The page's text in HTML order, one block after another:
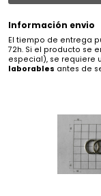
Información envio
El tiempo de entrega
72h. Si el producto se
especial), se requiere
laborables antes de